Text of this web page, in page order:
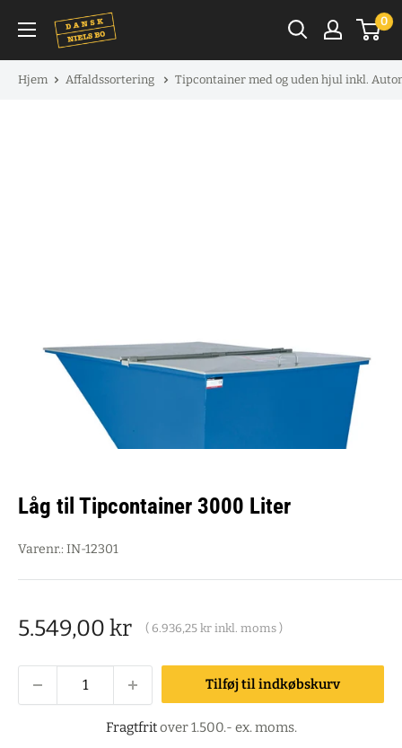
indhold
0
Hjem Affaldssortering Tipcontainer med og uden hjul inkl.
Låg til Tipcontainer 3000 Liter
Varenr.: IN-12301
Salgspris
5.549,00 kr ( 6.936,25 kr inkl. moms )
Tilføj til indkøbskurv
Fragtfritover 1.500.- ex. moms.